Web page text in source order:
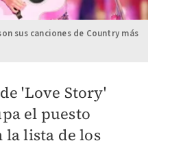
sus canciones de Country más
'Love Story'
el puesto
la lista de los